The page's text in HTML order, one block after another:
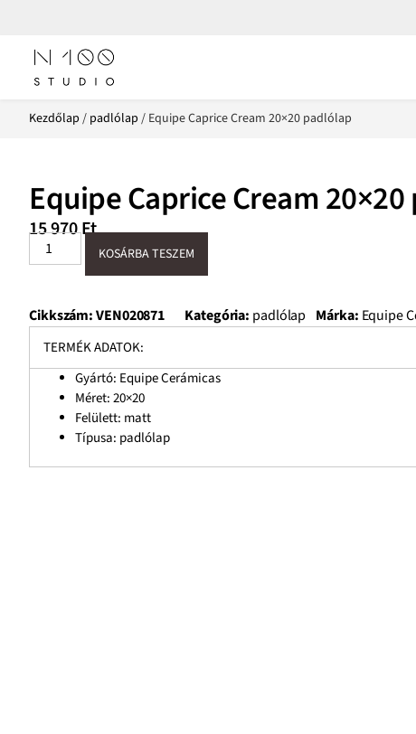
Kezdőlap / padlólap / Equipe Caprice Cream 20×20 padlólap
Equipe Caprice Cream
15 970Ft
KOSÁRBA TESZEM
Cikkszám:VEN020871 Kategória: padlólap Márka: Equipe
TERMÉK ADATOK:
Gyártó: Equipe Cerámicas
Méret:20×20
Felülett: matt
Típusa: padlólap